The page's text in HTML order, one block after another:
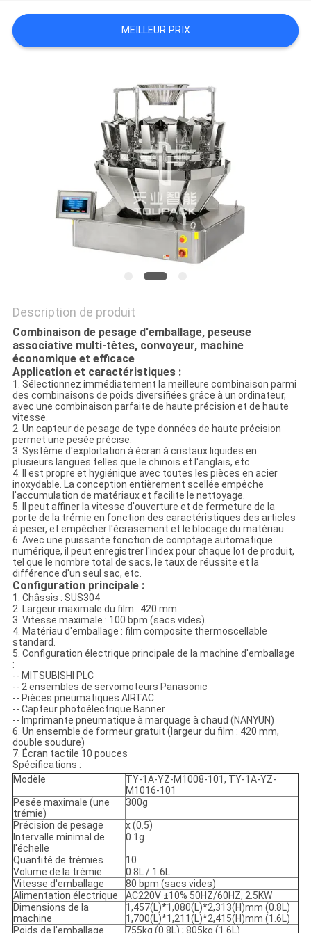
SITEMAP
CONFIDENTIALITÉ
MEILLEUR PRIX
Description de produit
Combinaison de pesage d'emballage, peseuse
associative multi-têtes, convoyeur, machine
économique et efficace
Application et caractéristiques :
1. Sélectionnez immédiatement la meilleure combinaison parmi
des combinaisons de poids diversifiées grâce à un ordinateur,
avec une combinaison parfaite de haute précision et de haute
vitesse.
2. Un capteur de pesage de type données de haute précision
permet une pesée précise.
3. Système d'exploitation à écran à cristaux liquides en
plusieurs langues telles que le chinois et l'anglais, etc.
4. Il est propre et hygiénique avec toutes les pièces en acier
inoxydable. La conception entièrement scellée empêche
l'accumulation de matériaux et facilite le nettoyage.
5. Il peut affiner la vitesse d'ouverture et de fermeture de la
porte de la trémie en fonction des caractéristiques des articles
à peser, et empêcher l'écrasement et le blocage du matériau.
6. Avec une puissante fonction de comptage automatique
numérique, il peut enregistrer l'index pour chaque lot de produit,
tel que le nombre total de sacs, le taux de réussite et la
différence d'un seul sac, etc.
Configuration principale :
1. Châssis : SUS304
2. Largeur maximale du film : 420 mm.
3. Vitesse maximale : 100 bpm (sacs vides).
4. Matériau d'emballage : film composite thermoscellable
standard.
5. Configuration électrique principale de la machine d'emballage
:
-- MITSUBISHI PLC
-- 2 ensembles de servomoteurs Panasonic
-- Pièces pneumatiques AIRTAC
-- Capteur photoélectrique Banner
-- Imprimante pneumatique à marquage à chaud (NANYUN)
6. Un ensemble de formeur gratuit (largeur du film : 420 mm,
double soudure)
7. Écran tactile 10 pouces
Spécifications :
Modèle
TY-1A-YZ-M1008-101, TY-1A-YZ-
M1016-101
Pesée maximale (une
trémie)
300g
Précision de pesage
x (0.5)
Intervalle minimal de
l'échelle
0.1g
Quantité de trémies
10
Volume de la trémie
0.8L / 1.6L
Vitesse d'emballage
80 bpm (sacs vides)
Alimentation électrique
AC220V ±10% 50HZ/60HZ, 2.5KW
Dimensions de la
machine
1,457(L)*1,080(L)*2,313(H)mm (0.8L)
1,700(L)*1,211(L)*2,415(H)mm (1.6L)
Poids de l'emballage
755kg (0.8L) ; 805kg (1.6L)